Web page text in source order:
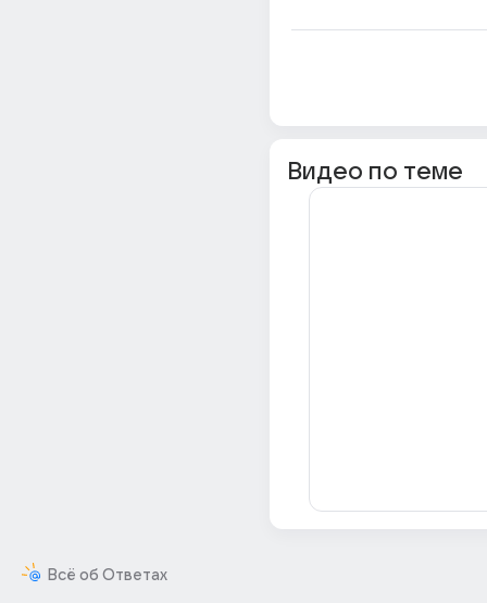
Всё об Ответах
Видео по теме